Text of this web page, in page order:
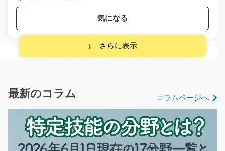
気になる
スーパー内でお肉の加工や下処理のお仕事/y03_01
主にスーパー内でお肉の加工やカットなどをしてもらう
長期（3ヶ月以上）
時給1050円～
福岡県福岡市東区
最新のコラム コラムページへ